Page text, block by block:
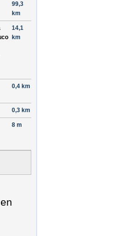
99,3
km
14,1
km
0,4 km
0,3 km
8 m